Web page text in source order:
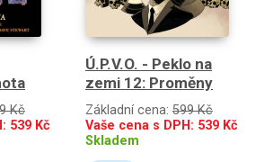
Kč
539 Kč
Ú.P.V.O. - Peklo na
zemi 12: Proměny
Základní cena: 599 Kč
Vaše cena s DPH: 539 Kč
Skladem